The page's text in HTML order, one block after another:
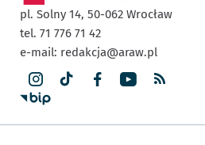
pl. Solny 14, 50-062 Wrocław
tel. 71 776 71 42
e-mail: redakcja@araw.pl